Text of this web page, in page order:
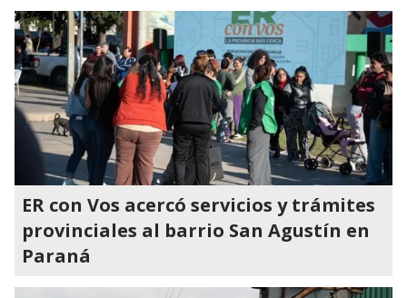
ER con Vos acercó servicios y trámites
provinciales al barrio San Agustín en
Paraná